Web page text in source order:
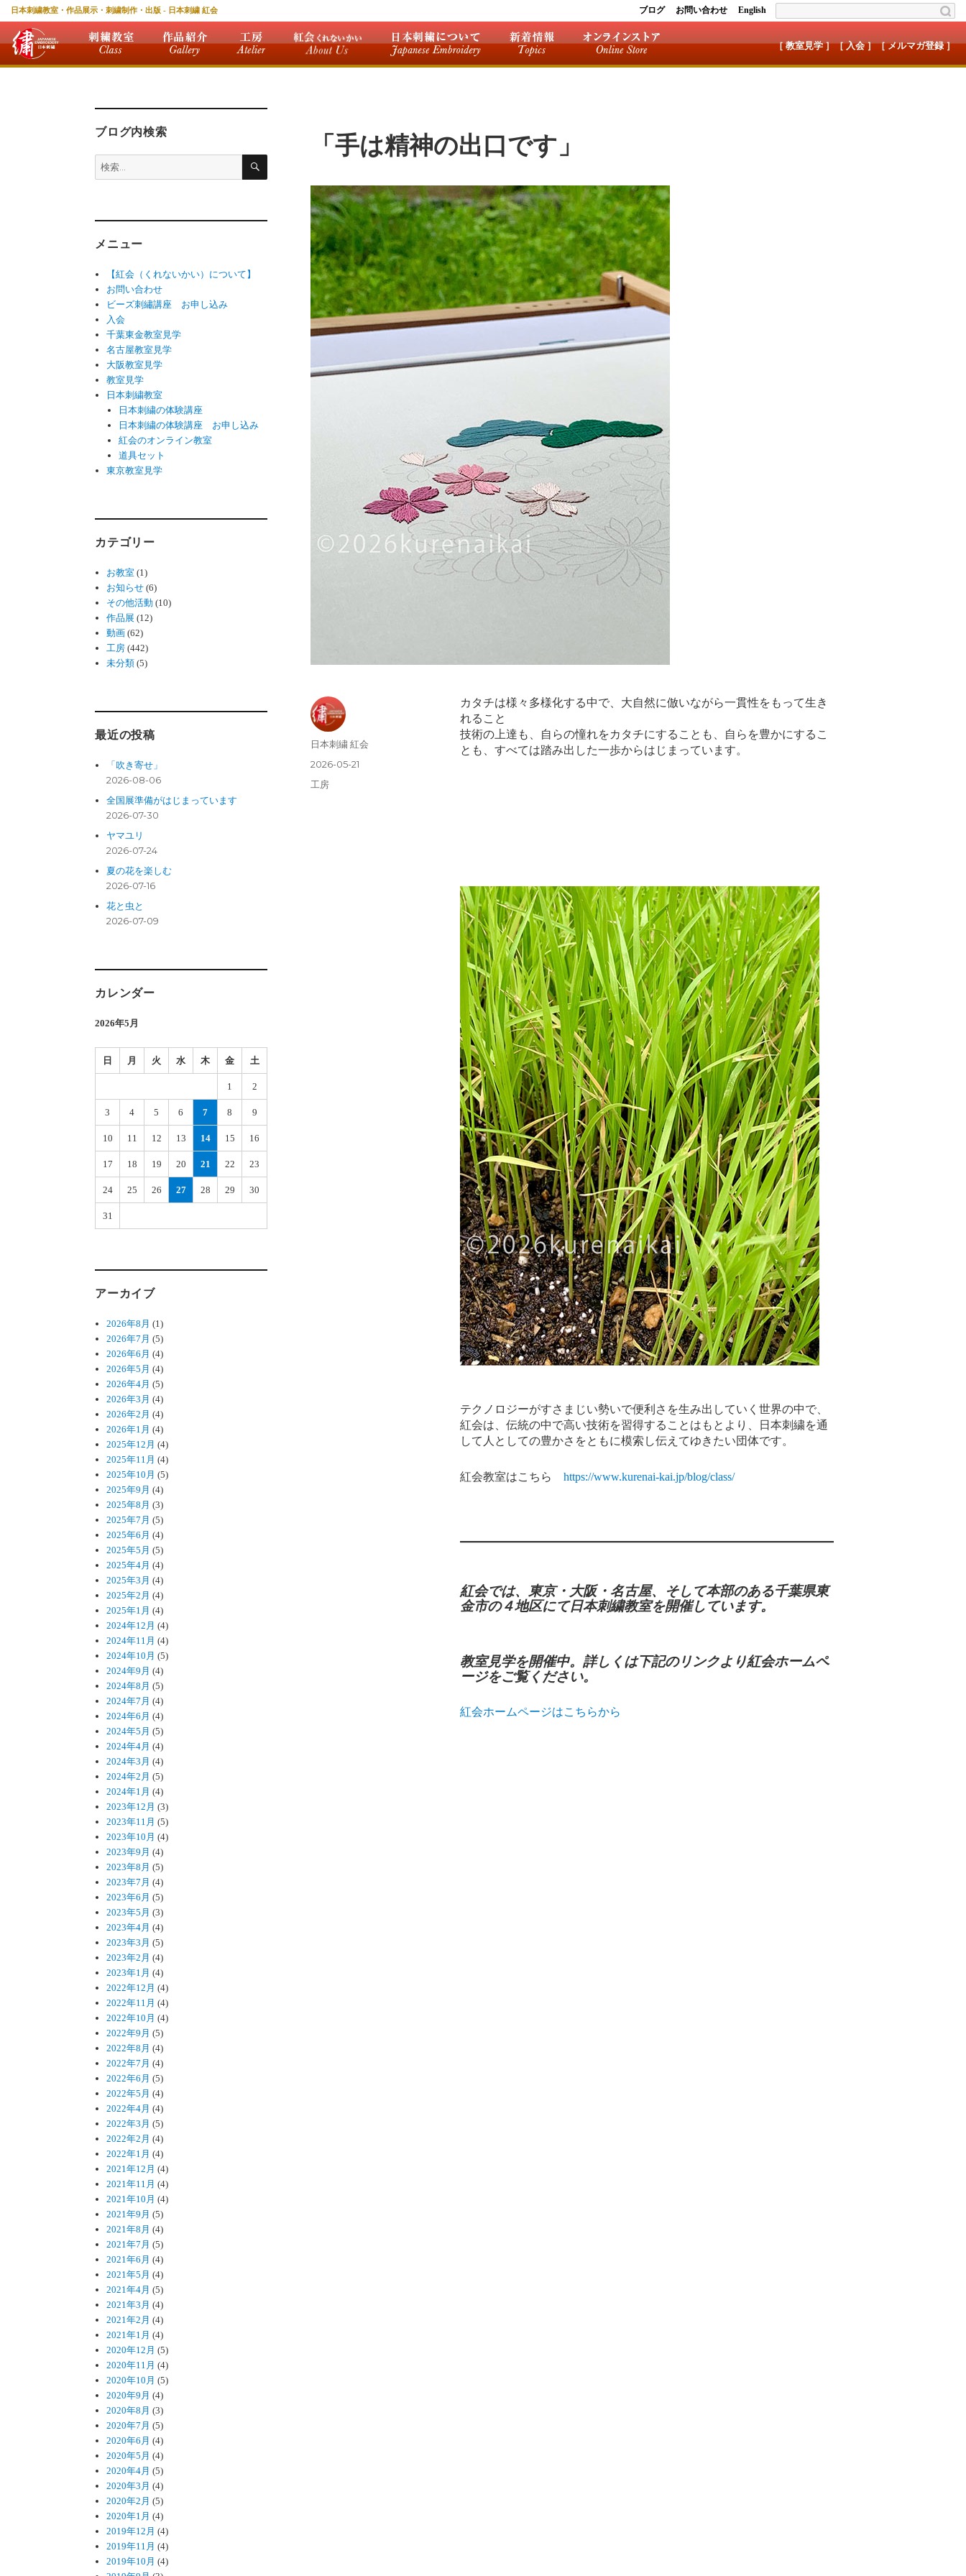
日本刺繍教室・作品展示・刺繍制作・出版 - 日本刺繍 紅会 ブログ お問い合わせ English
［ 教室見学 ］［ 入会 ］［ メルマガ登録 ］
「手は精神の出口です」
カタチは様々多様化する中で、大自然に倣いながら一貫性をもって生き
れること
技術の上達も、自らの憧れをカタチにすることも、自らを豊かにするこ
とも、すべては踏み出した一歩からはじまっています。
テクノロジーがすさまじい勢いで便利さを生み出していく世界の中で、
紅会は、伝統の中で高い技術を習得することはもとより、日本刺繍を通
して人としての豊かさをともに模索し伝えてゆきたい団体です。
紅会教室はこちら https://www.kurenai-kai.jp/blog/class/
紅会では、東京・大阪・名古屋、そして本部のある千葉県東
金市の４地区にて日本刺繍教室を開催しています。
教室見学を開催中。詳しくは下記のリンクより紅会ホームペ
ージをご覧ください。
紅会ホームページはこちらから
投
稿
日本刺繍 紅会
投
稿
2026-05-21
カ
工房
ブログ内検索
検
索:
検
メニュー
【紅会（くれないかい）について】
お問い合わせ
ビーズ刺繡講座 お申し込み
入会
千葉東金教室見学
名古屋教室見学
大阪教室見学
教室見学
日本刺繍教室
日本刺繍の体験講座
日本刺繍の体験講座 お申し込み
紅会のオンライン教室
道具セット
東京教室見学
カテゴリー
お教室 (1)
お知らせ (6)
その他活動 (10)
作品展 (12)
動画 (62)
工房 (442)
未分類 (5)
最近の投稿
「吹き寄せ」
2026-08-06
全国展準備がはじまっています
2026-07-30
ヤマユリ
2026-07-24
夏の花を楽しむ
2026-07-16
花と虫と
2026-07-09
カレンダー
2026年5月
日 月 火 水 木 金 土
1 2
3 4 5 6 7 8 9
10 11 12 13 14 15 16
17 18 19 20 21 22 23
24 25 26 27 28 29 30
31
アーカイブ
2026年8月 (1)
2026年7月 (5)
2026年6月 (4)
2026年5月 (4)
2026年4月 (5)
2026年3月 (4)
2026年2月 (4)
2026年1月 (4)
2025年12月 (4)
2025年11月 (4)
2025年10月 (5)
2025年9月 (4)
2025年8月 (3)
2025年7月 (5)
2025年6月 (4)
2025年5月 (5)
2025年4月 (4)
2025年3月 (4)
2025年2月 (4)
2025年1月 (4)
2024年12月 (4)
2024年11月 (4)
2024年10月 (5)
2024年9月 (4)
2024年8月 (5)
2024年7月 (4)
2024年6月 (4)
2024年5月 (5)
2024年4月 (4)
2024年3月 (4)
2024年2月 (5)
2024年1月 (4)
2023年12月 (3)
2023年11月 (5)
2023年10月 (4)
2023年9月 (4)
2023年8月 (5)
2023年7月 (4)
2023年6月 (5)
2023年5月 (3)
2023年4月 (4)
2023年3月 (5)
2023年2月 (4)
2023年1月 (4)
2022年12月 (4)
2022年11月 (4)
2022年10月 (4)
2022年9月 (5)
2022年8月 (4)
2022年7月 (4)
2022年6月 (5)
2022年5月 (4)
2022年4月 (4)
2022年3月 (5)
2022年2月 (4)
2022年1月 (4)
2021年12月 (4)
2021年11月 (4)
2021年10月 (4)
2021年9月 (5)
2021年8月 (4)
2021年7月 (5)
2021年6月 (4)
2021年5月 (4)
2021年4月 (5)
2021年3月 (4)
2021年2月 (4)
2021年1月 (4)
2020年12月 (5)
2020年11月 (4)
2020年10月 (5)
2020年9月 (4)
2020年8月 (3)
2020年7月 (5)
2020年6月 (4)
2020年5月 (4)
2020年4月 (5)
2020年3月 (4)
2020年2月 (5)
2020年1月 (4)
2019年12月 (4)
2019年11月 (4)
2019年10月 (4)